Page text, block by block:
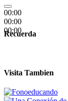
00:00
00:00
00:00
Recuerda
Visita Tambien